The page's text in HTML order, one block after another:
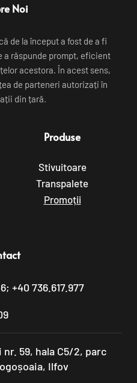
Noi
de la început a fost de a fi
a răspunde prompt, eficient
acestora. În acest sens,
de parteneri autorizați în
din țară.
Produse
Stivuitoare
Transpalete
Promoții
; +40 736.617.977
59, hala C5/2, parc
Ilfov